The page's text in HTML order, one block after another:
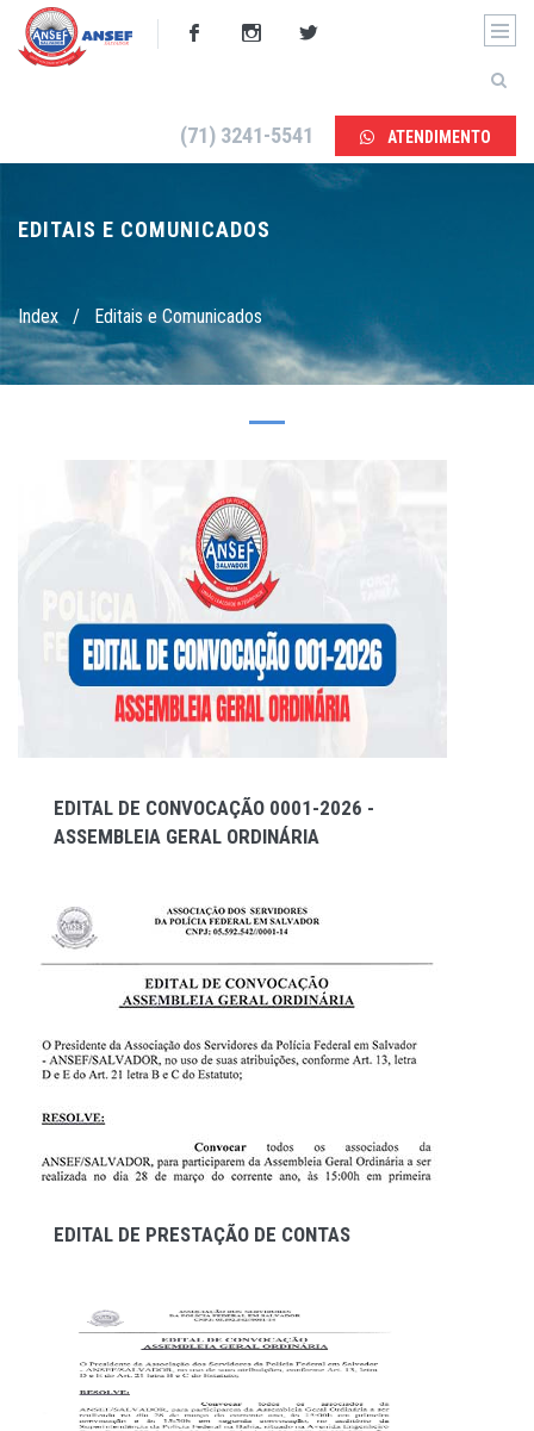
(71) 3241-5541 ATENDIMENTO
EDITAIS E COMUNICADOS
Index / Editais e Comunicados
EDITAL DE CONVOCAÇÃO 0001-2026 -
ASSEMBLEIA GERAL ORDINÁRIA
EDITAL DE PRESTAÇÃO DE CONTAS